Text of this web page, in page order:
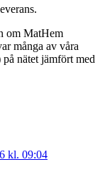
om MatHem
många av våra
nätet jämfört med
kl. 09:04